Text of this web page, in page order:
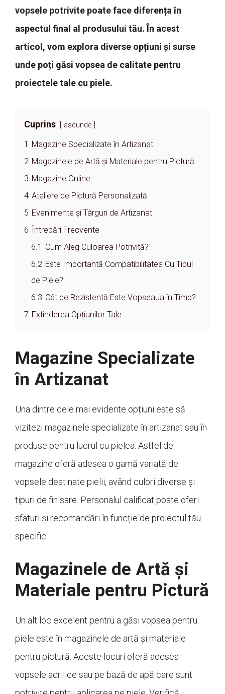
vopsele potrivite poate face diferența în
aspectul final al produsului tău. În acest
articol, vom explora diverse opțiuni și surse
unde poți găsi vopsea de calitate pentru
proiectele tale cu piele.
Cuprins ascunde
1
Magazine Specializate în Artizanat
2 Magazinele de Artă și Materiale pentru Pictură
3 Magazine Online
4 Ateliere de Pictură Personalizată
5 Evenimente și Târguri de Artizanat
6
Întrebări Frecvente
6.1 Cum Aleg Culoarea Potrivită?
6.2 Este Importantă Compatibilitatea Cu Tipul
de Piele?
6.3 Cât de Rezistentă Este Vopseaua în Timp?
7 Extinderea Opțiunilor Tale
Magazine Specializate
în Artizanat
Una dintre cele mai evidente opțiuni este să
vizitezi magazinele specializate în artizanat sau în
produse pentru lucrul cu pielea. Astfel de
magazine oferă adesea o gamă variată de
vopsele destinate pielii, având culori diverse și
tipuri de finisare. Personalul calificat poate oferi
sfaturi și recomandări în funcție de proiectul tău
specific.
Magazinele de Artă și
Materiale pentru Pictură
Un alt loc excelent pentru a găsi vopsea pentru
piele este în magazinele de artă și materiale
pentru pictură. Aceste locuri oferă adesea
vopsele acrilice sau pe bază de apă care sunt